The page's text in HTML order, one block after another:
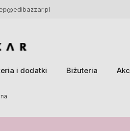
i dodatki Biżuteria